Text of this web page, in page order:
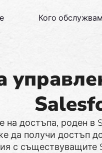
Кого
на достъпа, роден в
да получи достъп
с съществуващите